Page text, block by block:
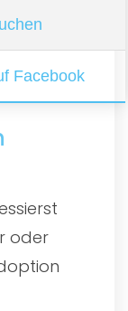
Facebook
oder